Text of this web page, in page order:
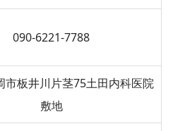
090-6221-7788
市板井川片茎75土田内科医院
敷地